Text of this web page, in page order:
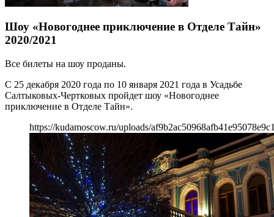
Шоу «Новогоднее приключение в Отделе Тайн»
2020/2021
Все билеты на шоу проданы.
С 25 декабря 2020 года по 10 января 2021 года в Усадьбе
Салтыковых-Чертковых пройдет шоу «Новогоднее
приключение в Отделе Тайн».
https://kudamoscow.ru/uploads/